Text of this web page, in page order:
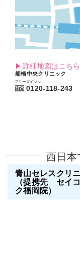
詳細地図はこちら
船橋中央クリニック
フリーダイヤル
0120-118-243
西日本
青山セレスクリ
（提携先 セイ
ク福岡院）